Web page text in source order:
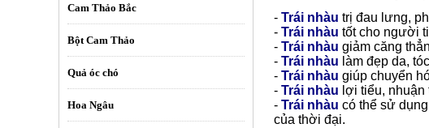
Cam Thảo Bắc
Bột Cam Thảo
Quả óc chó
Hoa Ngâu
- Trái nhàu trị đau lưng,
- Trái nhàu tốt cho người
- Trái nhàu giảm căng
- Trái nhàu làm đẹp da,
- Trái nhàu giúp chuyển
- Trái nhàu lợi tiểu,
- Trái nhàu có thể sử
của thời đại.